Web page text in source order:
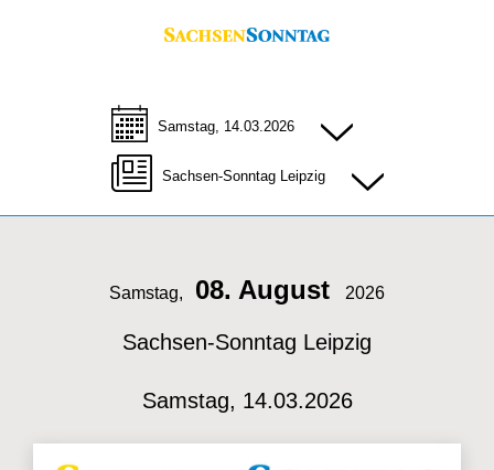
Samstag, 14.03.2026
Sachsen-Sonntag Leipzig
Samstag, 08. August 2026
Sachsen-Sonntag Leipzig
Samstag, 14.03.2026